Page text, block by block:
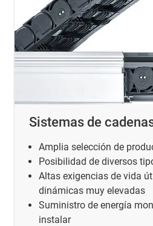
Sistemas de
Amplia selección de
Posibilidad de diversos
Altas exigencias de vida
dinámicas muy elevadas
Suministro de energía
instalar